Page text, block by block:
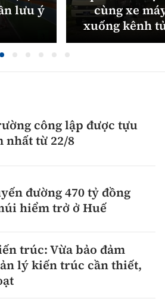
lưu ý
cùng xe
xuống kênh
công lập được tựu
nhất từ 22/8
đường 470 tỷ đồng
hiểm trở ở Huế
trúc: Vừa bảo đảm
lý kiến trúc cần thiết,